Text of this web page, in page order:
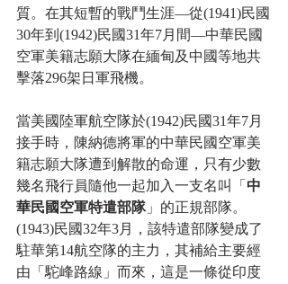
質。在其短暫的戰鬥生涯—從(1941)民國
30年到(1942)民國31年7月間—中華民國
空軍美籍志願大隊在緬甸及中國等地共
擊落296架日軍飛機。
當美國陸軍航空隊於(1942)民國31年7月
接手時，陳納德將軍的中華民國空軍美
籍志願大隊遭到解散的命運，只有少數
幾名飛行員隨他一起加入一支名叫「 中
華民國空軍特遣部隊」的正規部隊。
(1943)民國32年3月，該特遣部隊變成了
駐華第14航空隊的主力，其補給主要經
由「駝峰路線」而來，這是一條從印度